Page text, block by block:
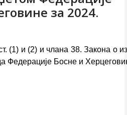
за 2024.
(1) и (2) и члана 38. Закона о
Федерације Босне и